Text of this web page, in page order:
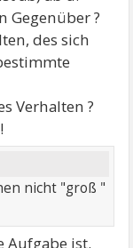
Gegenüber ?
des sich
Verhalten ?
nicht "groß "
Aufgabe ist.